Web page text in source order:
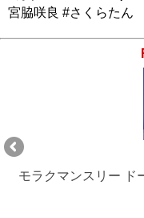
宮脇咲良 #さくらたん
モラクマンスリー ド